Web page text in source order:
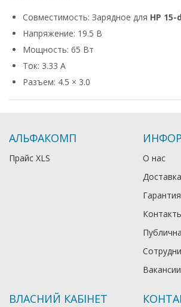
Совместимость: Зарядное для HP 15-
Напряжение: 19.5 В
Мощность: 65 Вт
Ток: 3.33 А
Разъем: 4.5 × 3.0
АЛЬФАКОМП
Прайс XLS
О нас
Гарантия
Вакансии
ВЛАСНИЙ КАБІНЕТ